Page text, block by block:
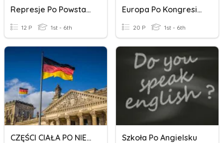
Represje Po Powstaniu Styczniowym
12 P 1st - 6th
Europa Po Kongresie Wiedeńskim
20 P 1st - 6th
CZĘŚCI CIAŁA PO NIEMIECKU Szkoła Po Angielsku